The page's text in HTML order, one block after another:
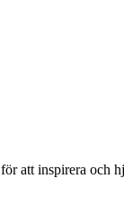
att inspirera och